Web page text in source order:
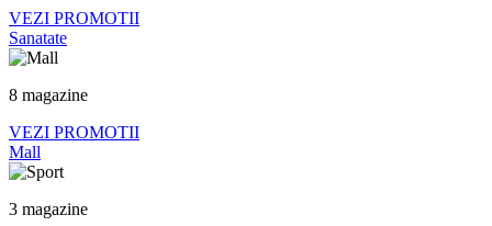
VEZI PROMOTII
Sanatate
8 magazine
VEZI PROMOTII
Mall
3 magazine